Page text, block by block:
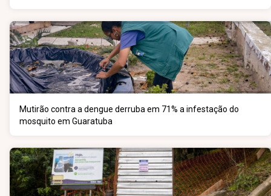
Mutirão contra a dengue derruba em 71% a infestação do
mosquito em Guaratuba